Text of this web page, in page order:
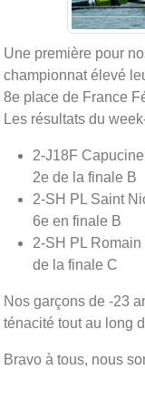
Une première pour
championnat élevé
8e place de France
Les résultats du
2-J18F
2e de la finale B
2-SH PL Saint
6e en finale B
2-SH PL
de la finale C
Nos garçons de -23
ténacité tout au long
Bravo à tous, nous